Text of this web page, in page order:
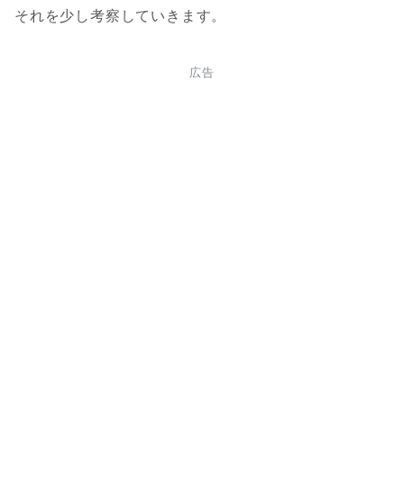
それを少し考察していきます。
広告